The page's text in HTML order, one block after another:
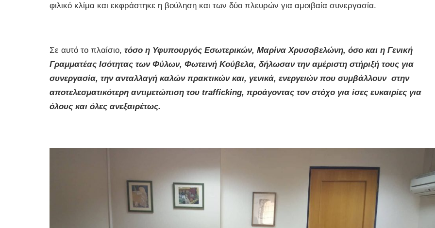
φιλικό κλίμα και εκφράστηκε η βούληση και των δύο πλευρών για αμοιβαία συνεργασία.
Σε αυτό το πλαίσιο, τόσο η Υφυπουργός Εσωτερικών, Μαρίνα Χρυσοβελώνη, όσο και η Γενική
Γραμματέας Ισότητας των Φύλων, Φωτεινή Κούβελα, δήλωσαν την αμέριστη στήριξή τους για
συνεργασία, την ανταλλαγή καλών πρακτικών και, γενικά, ενεργειών που συμβάλλουν στην
αποτελεσματικότερη αντιμετώπιση του trafficking, προάγοντας τον στόχο για ίσες ευκαιρίες για
όλους και όλες ανεξαιρέτως.